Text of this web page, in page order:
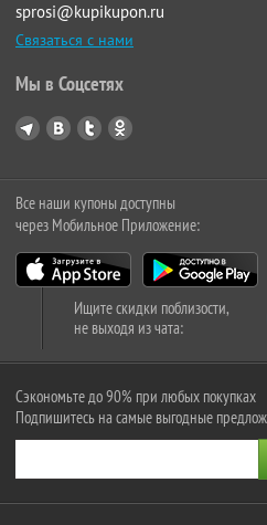
sprosi@kupikupon.ru
Связаться с нами
Мы в Соцсетях
Все наши купоны доступны
через Мобильное Приложение:
Ищите скидки поблизости,
не выходя из чата:
Сэкономьте до 90% при любых покупках
Подпишитесь на самые выгодные